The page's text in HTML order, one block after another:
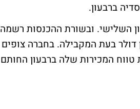
ברבעון.
ב-55 מיליון דולר ברבעון השלישי. ובשורת ההכנסות רשמה
שהסתכמו ב-20.6 מיליון דולר מול 35.1 מיליון דולר בעת המקבילה. בחברה צופים
המכירות שלה ברבעון החותם